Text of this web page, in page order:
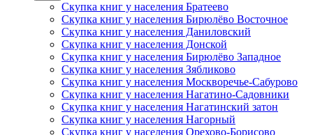
Скупка книг у населения Братеево
Скупка книг у населения Бирюлёво Восточное
Скупка книг у населения Даниловский
Скупка книг у населения Донской
Скупка книг у населения Бирюлёво Западное
Скупка книг у населения Зябликово
Скупка книг у населения Москворечье-Сабурово
Скупка книг у населения Нагатино-Садовники
Скупка книг у населения Нагатинский затон
Скупка книг у населения Нагорный
Скупка книг у населения Орехово-Борисово